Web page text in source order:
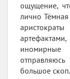
ощущение,
лично
большое